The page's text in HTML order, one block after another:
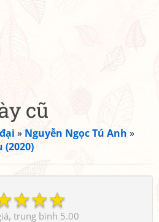
cũ
» Nguyễn Ngọc Tú Anh »
☆
☆
☆
5.00